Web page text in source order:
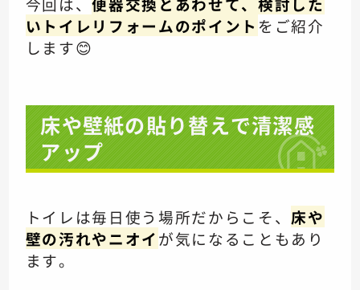
いトイレリフォームのポイント をご紹介
します😊
床や壁紙の貼り替えで清潔感
アップ
トイレは毎日使う場所だからこそ、 床や
壁の汚れやニオイが気になることもあり
ます。